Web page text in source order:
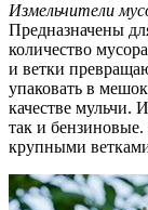
Измельчители
Предназначены
количество
и ветки
упаковать в
качестве мульчи.
так и бензиновые.
крупными